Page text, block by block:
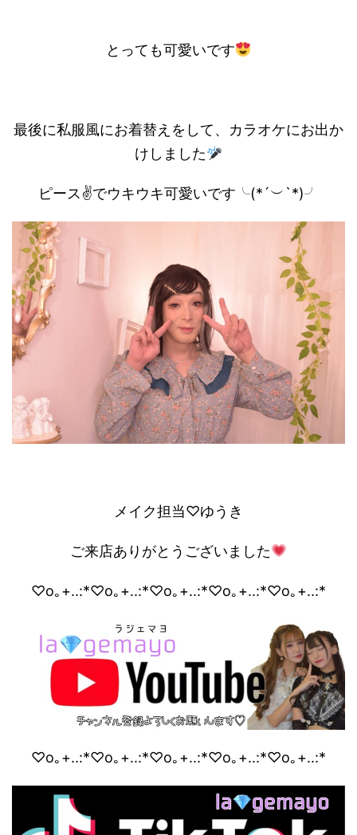
とっても可愛いです
最後に私服風にお着替えをして、カラオケにお出か
けしました
ピース✌️でウキウキ可愛いです╰(*´︶`*)╯
メイク担当♡ゆうき
ご来店ありがとうございました
♡o｡+..:*♡o｡+..:*♡o｡+..:*♡o｡+..:*♡o｡+..:*
♡o｡+..:*♡o｡+..:*♡o｡+..:*♡o｡+..:*♡o｡+..:*